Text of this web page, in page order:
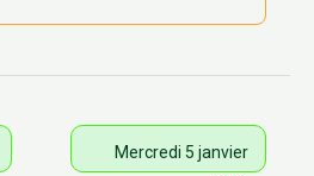
Mercredi 5 janvier